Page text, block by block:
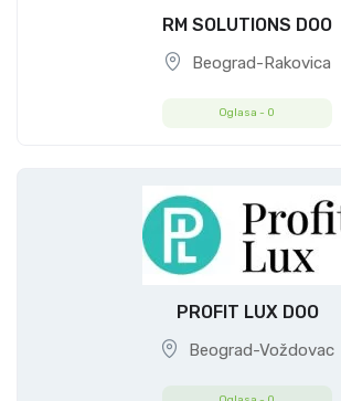
RM SOLUTIONS DOO
Beograd-Rakovica
Oglasa - 0
PROFIT LUX DOO
Beograd-Voždovac